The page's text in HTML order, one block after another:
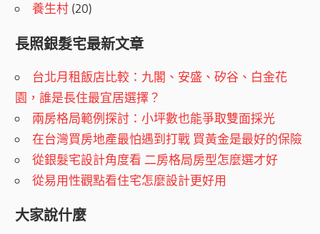
養生村 (20)
長照銀髮宅最新文章
台北月租飯店比較：九閣、安盛、矽谷、白金花
園，誰是長住最宜居選擇？
兩房格局範例探討：小坪數也能爭取雙面採光
在台灣買房地產最怕遇到打戰 買黃金是最好的保險
從銀髮宅設計角度看 二房格局房型怎麼選才好
從易用性觀點看住宅怎麼設計更好用
大家說什麼